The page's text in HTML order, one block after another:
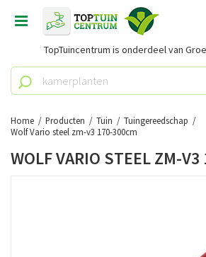
Home Producten Tuin
Tuingereedschap
Wolf Vario steel zm-v3 170-300cm
TopTuincentrum is onderdeel van
WOLF VARIO STEEL ZM-